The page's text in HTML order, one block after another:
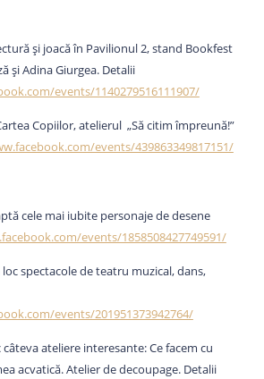
și joacă în Pavilionul 2, stand Bookfest
și Adina Giurgea. Detalii
events/1140279516111907/
Copiilor, atelierul „Să citim împreună!”
events/439863349817151/
cele mai iubite personaje de desene
events/1858508427749591/
spectacole de teatru muzical, dans,
events/201951373942764/
câteva ateliere interesante: Ce facem cu
acvatică. Atelier de decoupage. Detalii